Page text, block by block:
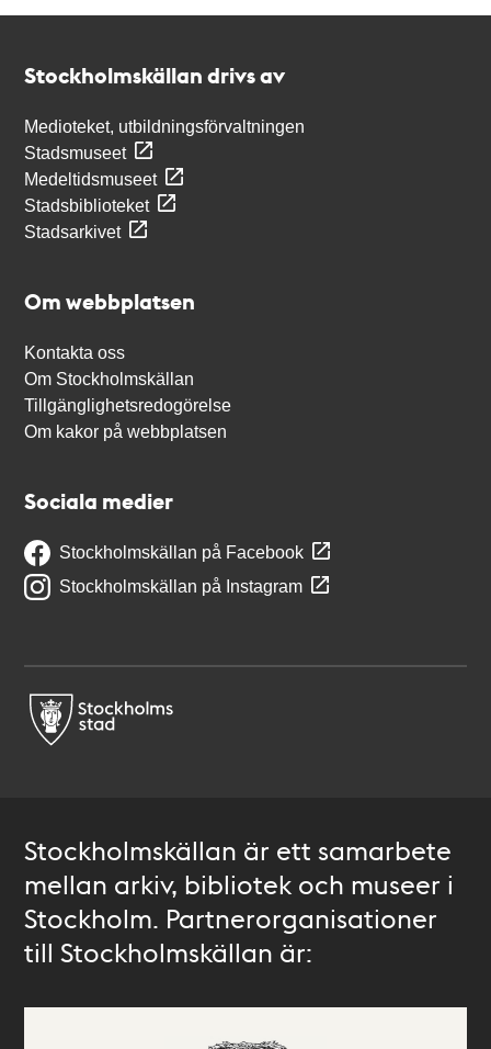
Stockholmskällan drivs av
Medioteket, utbildningsförvaltningen
Stadsmuseet
Medeltidsmuseet
Stadsbiblioteket
Stadsarkivet
Om webbplatsen
Kontakta oss
Om Stockholmskällan
Tillgänglighetsredogörelse
Om kakor på webbplatsen
Sociala medier
Stockholmskällan på Facebook
Stockholmskällan på Instagram
Stockholmskällan är ett samarbete
mellan arkiv, bibliotek och museer i
Stockholm. Partnerorganisationer
till Stockholmskällan är: